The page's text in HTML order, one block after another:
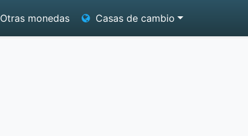
Otras monedas Casas de cambio